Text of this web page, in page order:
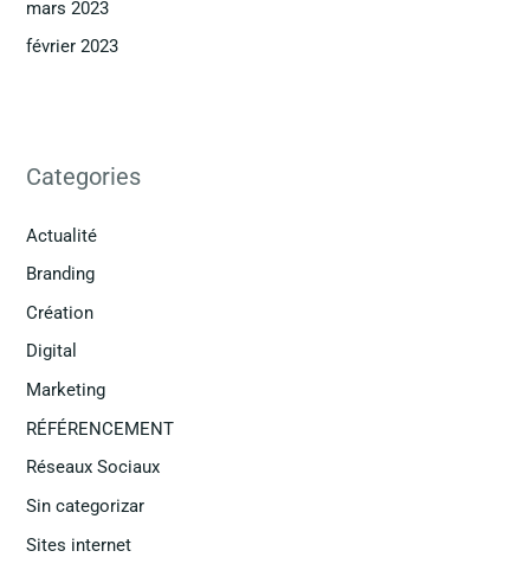
mars 2023
février 2023
Categories
Actualité
Branding
Création
Digital
Marketing
RÉFÉRENCEMENT
Réseaux Sociaux
Sin categorizar
Sites internet